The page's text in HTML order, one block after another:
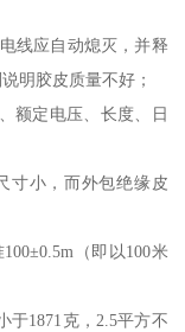
线应自动熄灭，并释
明胶皮质量不好；
额定电压、长度、日
寸小，而外包绝缘皮
（即以100米
于1871克，2.5平方不